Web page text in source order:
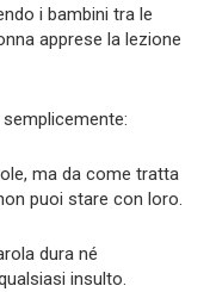
i bambini tra le
apprese la lezione
ma da come tratta
puoi stare con loro.
dura né
insulto.